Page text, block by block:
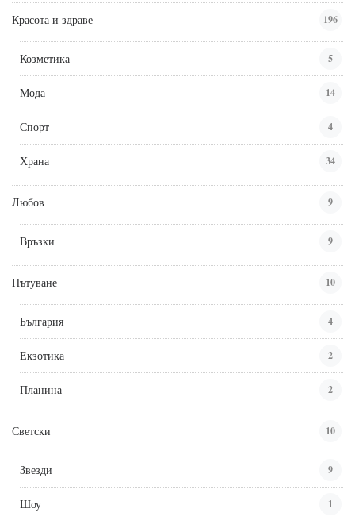
Красота и здраве 196
Козметика 5
Мода 14
Спорт 4
Храна 34
Любов 9
Връзки 9
Пътуване 10
България 4
Екзотика 2
Планина 2
Светски 10
Звезди 9
Шоу 1